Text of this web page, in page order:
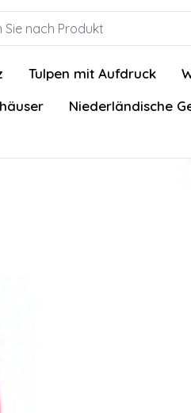
Tulpen mit Aufdruck
Niederländische